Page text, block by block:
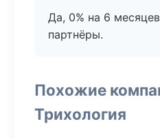
Да, 0% на 6
партнёры.
Похожие
Трихология